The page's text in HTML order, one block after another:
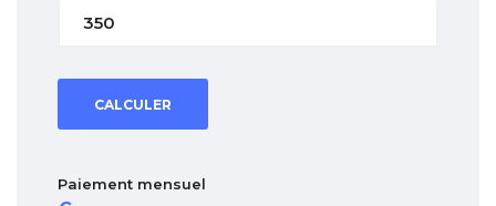
CALCULER
Paiement mensuel